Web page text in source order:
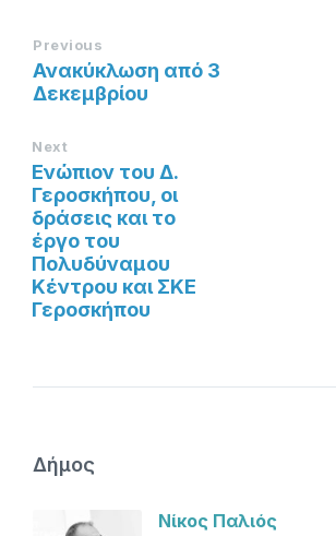
Previous
Ανακύκλωση από 3
Δεκεμβρίου
Next
Ενώπιον του Δ.
Γεροσκήπου, οι
δράσεις και το
έργο του
Πολυδύναμου
Κέντρου και ΣΚΕ
Γεροσκήπου
Δήμος
Νίκος Παλιός